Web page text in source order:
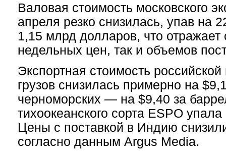
Валовая стоимость московского
апреля резко снизилась, упав на
1,15 млрд долларов, что отражает
недельных цен, так и объемов
Экспортная стоимость
грузов снизилась примерно на
черноморских — на $9,40 за
тихоокеанского сорта ESPO
Цены с поставкой в Индию
согласно данным Argus Media.